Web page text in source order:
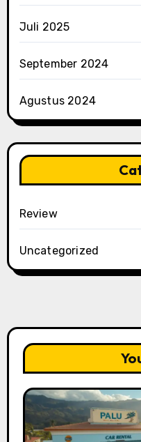
Juli 2025
September 2024
Agustus 2024
Review
Uncategorized